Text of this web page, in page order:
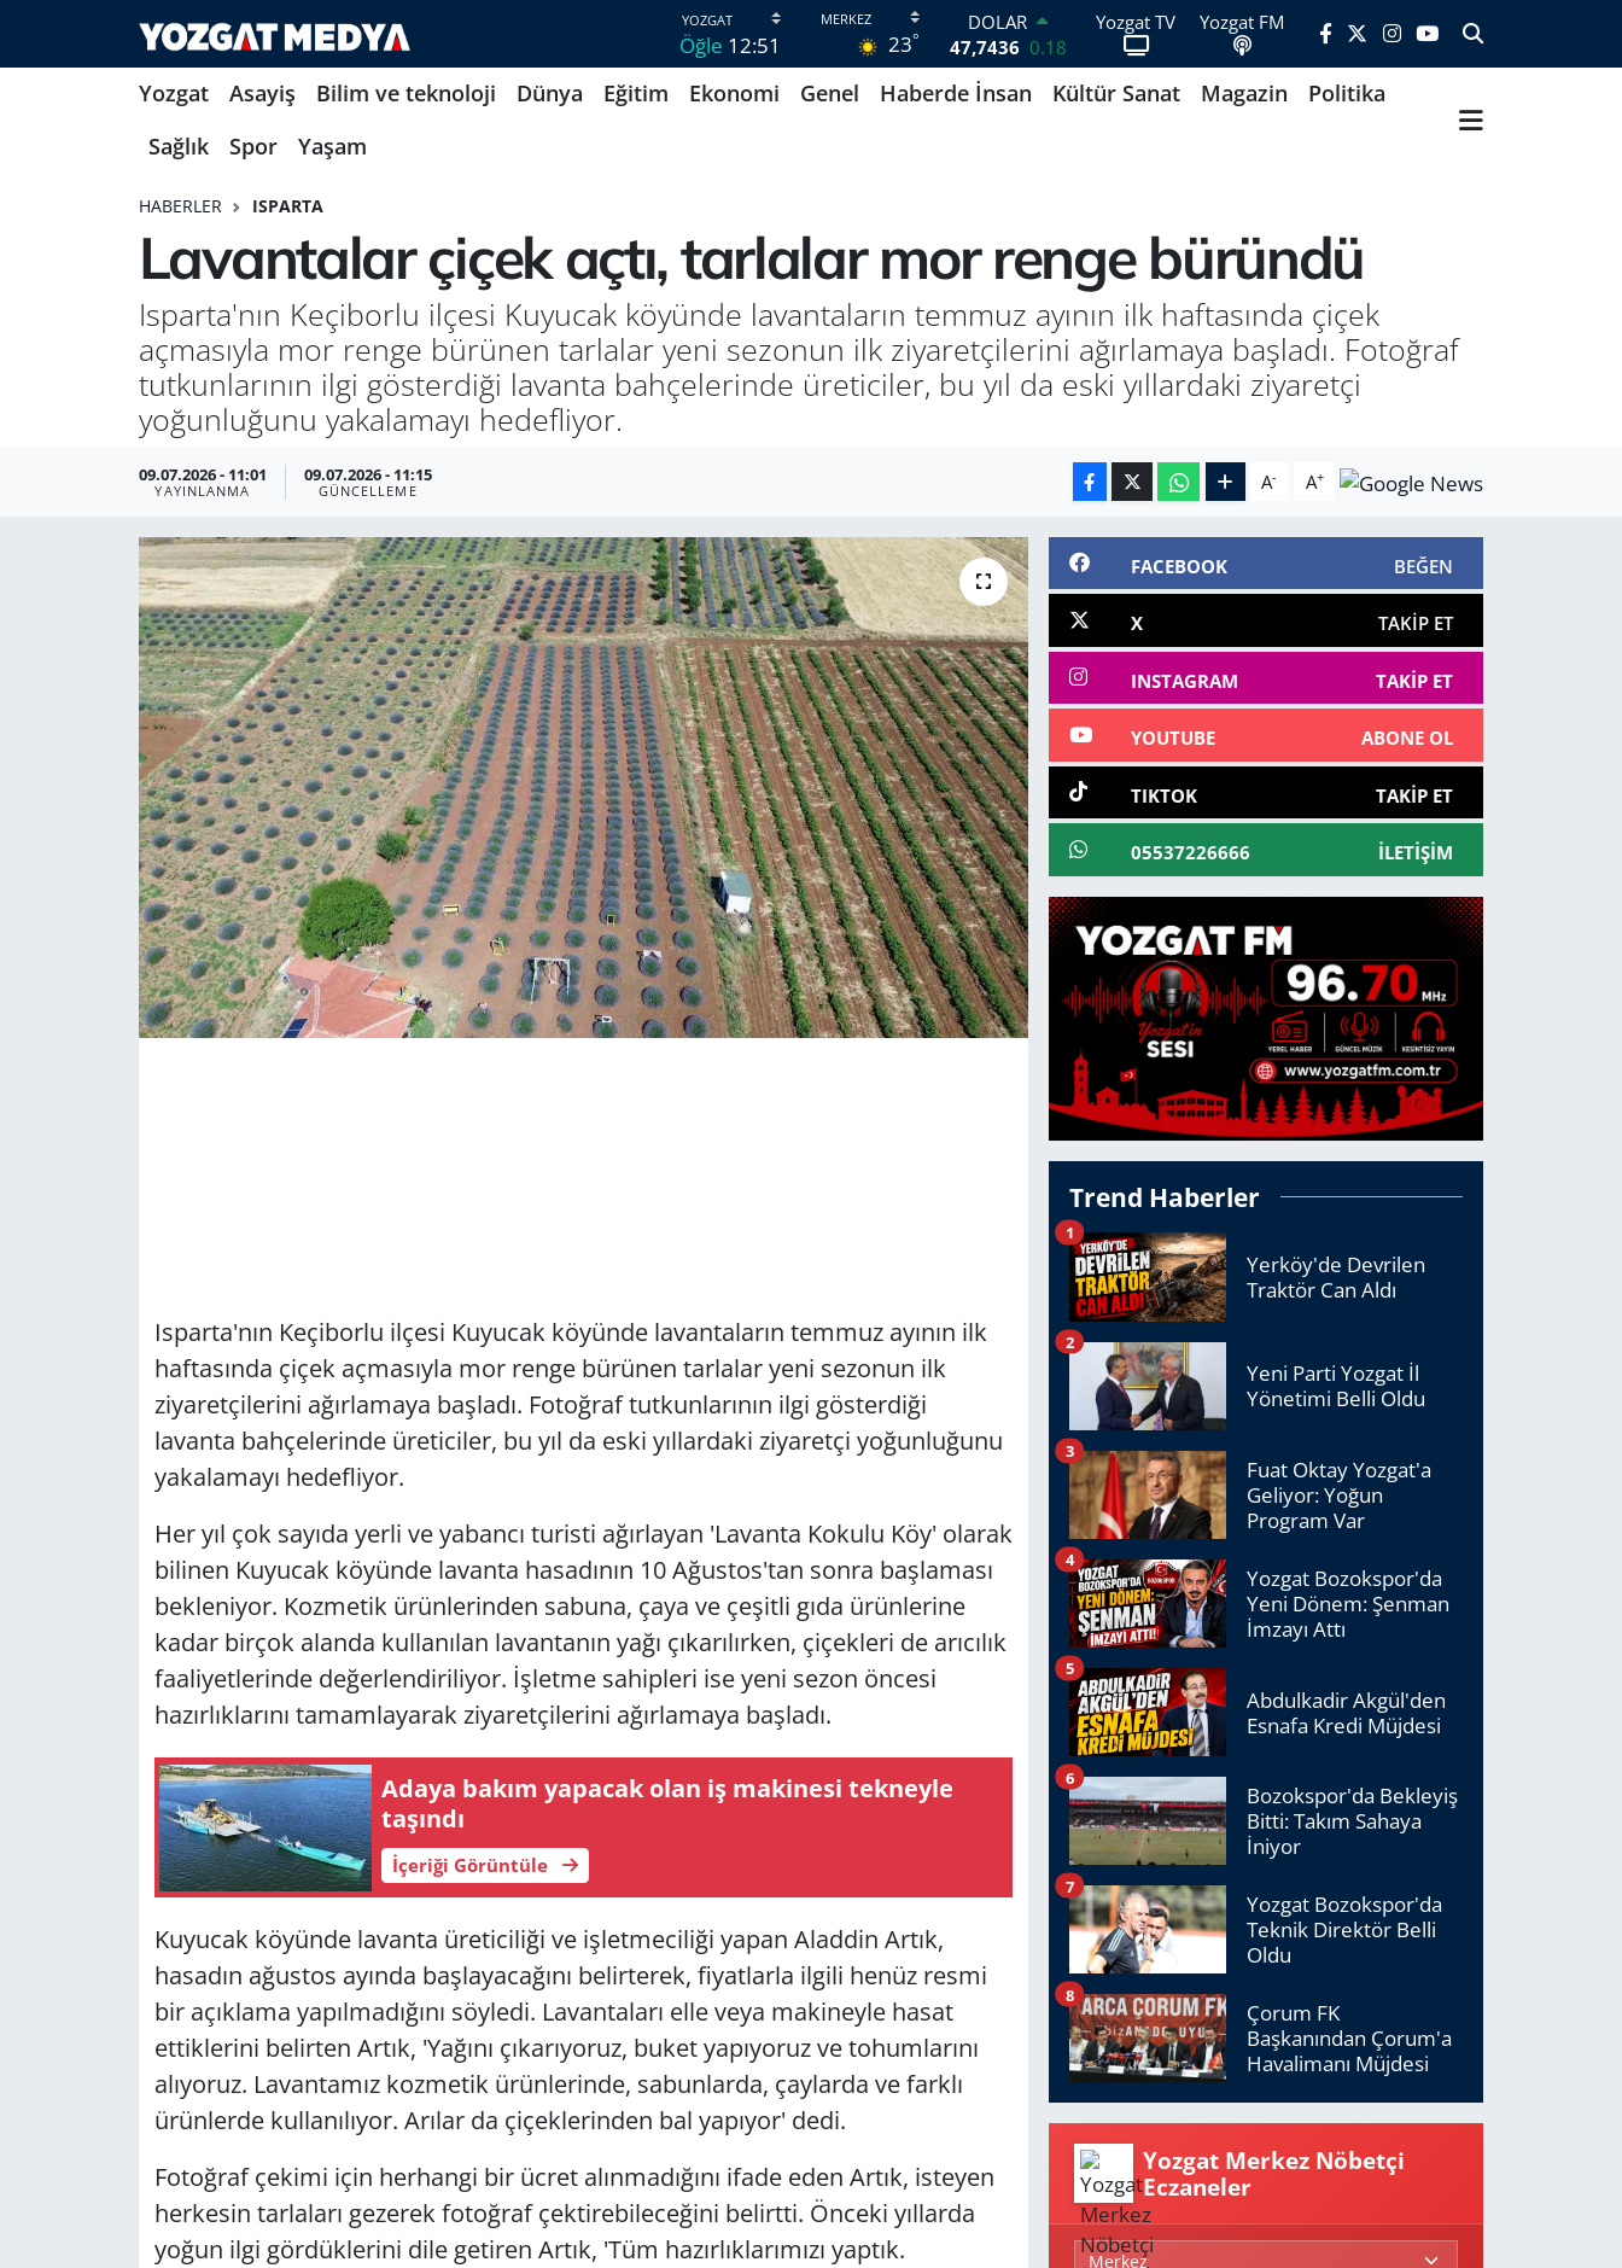
Öğle 12:51 23°
DOLAR
47,7436 0.18
EURO
55,2510 0.32
13.779 -14
BITCOIN
Yozgat TV Yozgat FM
Yozgat Asayiş Bilim ve teknoloji Dünya Eğitim Ekonomi Genel Haberde İnsan Kültür Sanat Magazin
Politika
Sağlık
Spor Yaşam
HABERLER ISPARTA
Lavantalar çiçek açtı, tarlalar mor renge büründü
Isparta'nın Keçiborlu ilçesi Kuyucak köyünde lavantaların temmuz ayının ilk haftasında çiçek
açmasıyla mor renge bürünen tarlalar yeni sezonun ilk ziyaretçilerini ağırlamaya başladı. Fotoğraf
tutkunlarının ilgi gösterdiği lavanta bahçelerinde üreticiler, bu yıl da eski yıllardaki ziyaretçi
yoğunluğunu yakalamayı hedefliyor.
09.07.2026 - 11:01
YAYINLANMA
09.07.2026 - 11:15
GÜNCELLEME A- A+
Isparta'nın Keçiborlu ilçesi Kuyucak köyünde lavantaların temmuz ayının ilk
haftasında çiçek açmasıyla mor renge bürünen tarlalar yeni sezonun ilk
ziyaretçilerini ağırlamaya başladı. Fotoğraf tutkunlarının ilgi gösterdiği
lavanta bahçelerinde üreticiler, bu yıl da eski yıllardaki ziyaretçi yoğunluğunu
yakalamayı hedefliyor.
Her yıl çok sayıda yerli ve yabancı turisti ağırlayan 'Lavanta Kokulu Köy' olarak
bilinen Kuyucak köyünde lavanta hasadının 10 Ağustos'tan sonra başlaması
bekleniyor. Kozmetik ürünlerinden sabuna, çaya ve çeşitli gıda ürünlerine
kadar birçok alanda kullanılan lavantanın yağı çıkarılırken, çiçekleri de arıcılık
faaliyetlerinde değerlendiriliyor. İşletme sahipleri ise yeni sezon öncesi
hazırlıklarını tamamlayarak ziyaretçilerini ağırlamaya başladı.
Adaya bakım yapacak olan iş makinesi tekneyle
taşındı
İçeriği Görüntüle
Kuyucak köyünde lavanta üreticiliği ve işletmeciliği yapan Aladdin Artık,
hasadın ağustos ayında başlayacağını belirterek, fiyatlarla ilgili henüz resmi
bir açıklama yapılmadığını söyledi. Lavantaları elle veya makineyle hasat
ettiklerini belirten Artık, 'Yağını çıkarıyoruz, buket yapıyoruz ve tohumlarını
alıyoruz. Lavantamız kozmetik ürünlerinde, sabunlarda, çaylarda ve farklı
ürünlerde kullanılıyor. Arılar da çiçeklerinden bal yapıyor' dedi.
Fotoğraf çekimi için herhangi bir ücret alınmadığını ifade eden Artık, isteyen
herkesin tarlaları gezerek fotoğraf çektirebileceğini belirtti. Önceki yıllarda
yoğun ilgi gördüklerini dile getiren Artık, 'Tüm hazırlıklarımızı yaptık.
FACEBOOK BEĞEN
X TAKIP ET
INSTAGRAM TAKIP ET
YOUTUBE ABONE OL
TIKTOK TAKIP ET
05537226666 İLETIŞIM
Trend Haberler
Yerköy'de Devrilen
Traktör Can Aldı
1
Yeni Parti Yozgat İl
Yönetimi Belli Oldu
2
Fuat Oktay Yozgat'a
Geliyor: Yoğun
Program Var
3
Yozgat Bozokspor'da
Yeni Dönem: Şenman
İmzayı Attı
4
Abdulkadir Akgül'den
Esnafa Kredi Müjdesi
5
Bozokspor'da Bekleyiş
Bitti: Takım Sahaya
İniyor
6
Yozgat Bozokspor'da
Teknik Direktör Belli
Oldu
7
Çorum FK
Başkanından Çorum'a
Havalimanı Müjdesi
8
Yozgat Merkez Nöbetçi
Eczaneler